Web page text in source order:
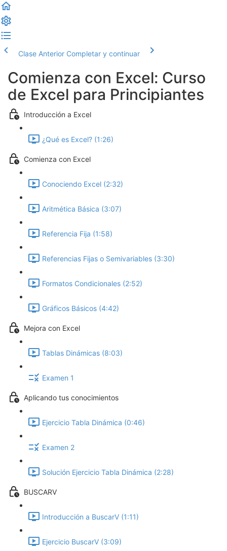
Clase Anterior Completar y continuar
Comienza con Excel: Curso
de Excel para Principiantes
Introducción a Excel
¿Qué es Excel? (1:26)
Comienza con Excel
Conociendo Excel (2:32)
Aritmética Básica (3:07)
Referencia Fija (1:58)
Referencias Fijas o Semivariables (3:30)
Formatos Condicionales (2:52)
Gráficos Básicos (4:42)
Mejora con Excel
Tablas Dinámicas (8:03)
Examen 1
Aplicando tus conocimientos
Ejercicio Tabla Dinámica (0:46)
Examen 2
Solución Ejercicio Tabla Dinámica (2:28)
BUSCARV
Introducción a BuscarV (1:11)
Ejercicio BuscarV (3:09)